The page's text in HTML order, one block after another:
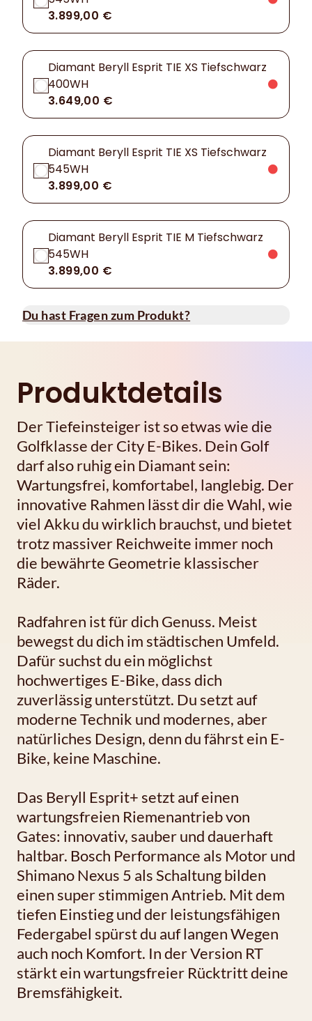
3.899,00 €
Diamant Beryll Esprit TIE XS Tiefschwarz
400WH
3.649,00 €
Diamant Beryll Esprit TIE XS Tiefschwarz
545WH
3.899,00 €
Diamant Beryll Esprit TIE M Tiefschwarz
545WH
3.899,00 €
Du hast Fragen zum Produkt?
Produktdetails
Der Tiefeinsteiger ist so etwas wie die
Golfklasse der City E-Bikes. Dein Golf
darf also ruhig ein Diamant sein:
Wartungsfrei, komfortabel, langlebig. Der
innovative Rahmen lässt dir die Wahl, wie
viel Akku du wirklich brauchst, und bietet
trotz massiver Reichweite immer noch
die bewährte Geometrie klassischer
Räder.
Radfahren ist für dich Genuss. Meist
bewegst du dich im städtischen Umfeld.
Dafür suchst du ein möglichst
hochwertiges E-Bike, dass dich
zuverlässig unterstützt. Du setzt auf
moderne Technik und modernes, aber
natürliches Design, denn du fährst ein E-
Bike, keine Maschine.
Das Beryll Esprit+ setzt auf einen
wartungsfreien Riemenantrieb von
Gates: innovativ, sauber und dauerhaft
haltbar. Bosch Performance als Motor und
Shimano Nexus 5 als Schaltung bilden
einen super stimmigen Antrieb. Mit dem
tiefen Einstieg und der leistungsfähigen
Federgabel spürst du auf langen Wegen
auch noch Komfort. In der Version RT
stärkt ein wartungsfreier Rücktritt deine
Bremsfähigkeit.